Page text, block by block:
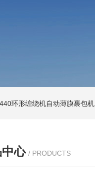
环形缠绕机自动薄膜裹包机
心 / PRODUCTS